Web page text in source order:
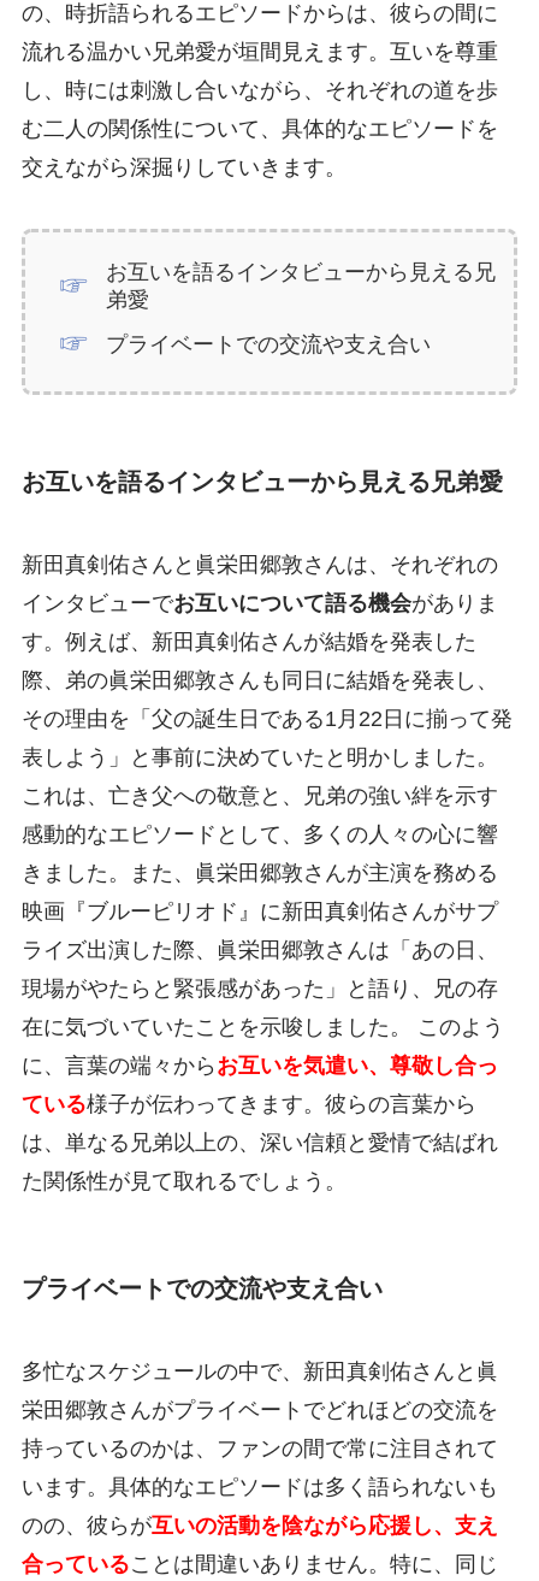
の、時折語られるエピソードからは、彼らの間に
流れる温かい兄弟愛が垣間見えます。互いを尊重
し、時には刺激し合いながら、それぞれの道を歩
む二人の関係性について、具体的なエピソードを
交えながら深掘りしていきます。
お互いを語るインタビューから見える兄
弟愛
プライベートでの交流や支え合い
お互いを語るインタビューから見える兄弟愛
新田真剣佑さんと眞栄田郷敦さんは、それぞれの
インタビューでお互いについて語る機会がありま
す。例えば、新田真剣佑さんが結婚を発表した
際、弟の眞栄田郷敦さんも同日に結婚を発表し、
その理由を「父の誕生日である1月22日に揃って発
表しよう」と事前に決めていたと明かしました。
これは、亡き父への敬意と、兄弟の強い絆を示す
感動的なエピソードとして、多くの人々の心に響
きました。また、眞栄田郷敦さんが主演を務める
映画『ブルーピリオド』に新田真剣佑さんがサプ
ライズ出演した際、眞栄田郷敦さんは「あの日、
現場がやたらと緊張感があった」と語り、兄の存
在に気づいていたことを示唆しました。 このよう
に、言葉の端々から お互いを気遣い、尊敬し合っ
ている様子が伝わってきます。彼らの言葉から
は、単なる兄弟以上の、深い信頼と愛情で結ばれ
た関係性が見て取れるでしょう。
プライベートでの交流や支え合い
多忙なスケジュールの中で、新田真剣佑さんと眞
栄田郷敦さんがプライベートでどれほどの交流を
持っているのかは、ファンの間で常に注目されて
います。具体的なエピソードは多く語られないも
のの、彼らが互いの活動を陰ながら応援し、支え
合っていることは間違いありません。特に、同じ